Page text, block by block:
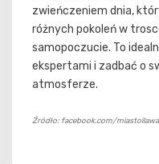
zwieńczeniem dnia,
różnych pokoleń w
samopoczucie. To
ekspertami i zadbać o
atmosferze.
Źródło: facebook.com/miastoilawa